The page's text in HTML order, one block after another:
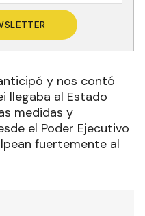
y nos contó
llegaba al Estado
medidas y
el Poder Ejecutivo
fuertemente al